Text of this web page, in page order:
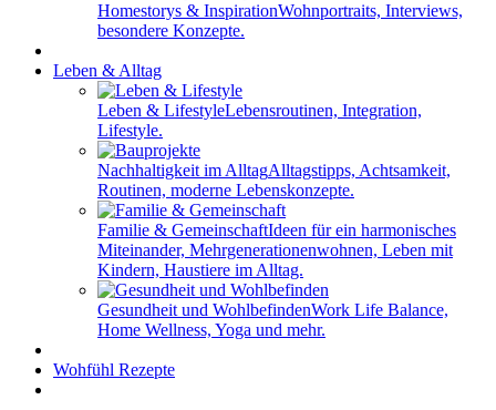
Homestorys & InspirationWohnportraits, Interviews,
besondere Konzepte.
Leben & Alltag
Leben & LifestyleLebensroutinen, Integration,
Lifestyle.
Nachhaltigkeit im AlltagAlltagstipps, Achtsamkeit,
Routinen, moderne Lebenskonzepte.
Familie & GemeinschaftIdeen für ein harmonisches
Miteinander, Mehrgenerationenwohnen, Leben mit
Kindern, Haustiere im Alltag.
Gesundheit und WohlbefindenWork Life Balance,
Home Wellness, Yoga und mehr.
Wohfühl Rezepte